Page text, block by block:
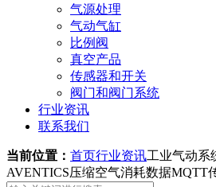
气源处理
气动气缸
比例阀
真空产品
传感器和开关
阀门和阀门系统
行业资讯
联系我们
当前位置： 首页行业资讯工业气动系
AVENTICS压缩空气消耗数据MQTT